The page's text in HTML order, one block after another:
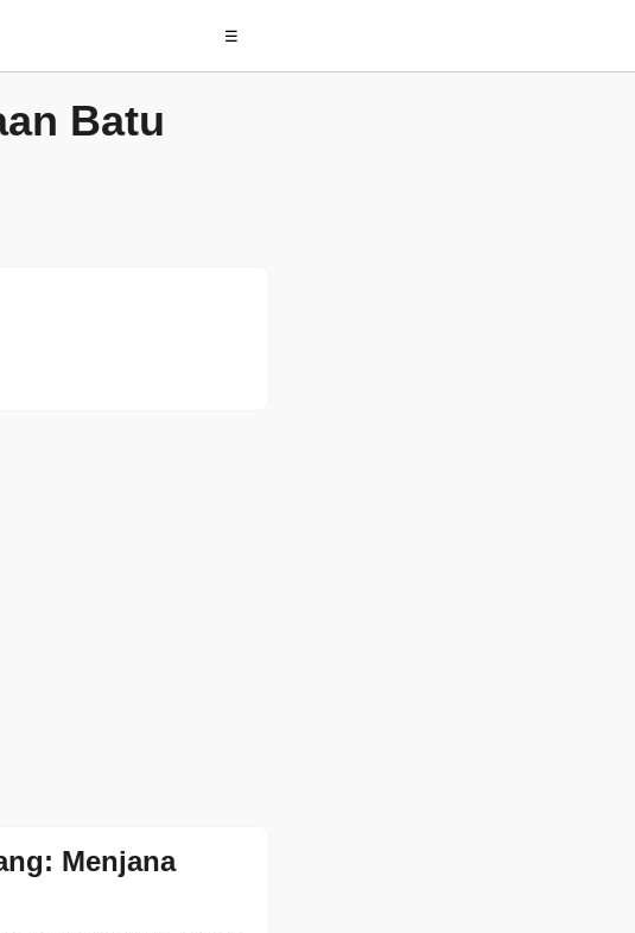
☰
Batu
Menjana